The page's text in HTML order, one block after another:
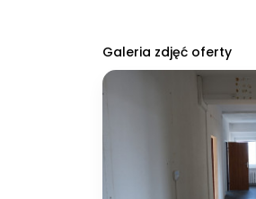
Galeria zdjęć oferty